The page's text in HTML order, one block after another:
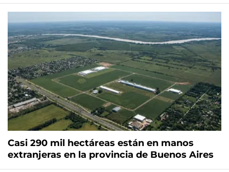
Casi 290 mil hectáreas están en manos
extranjeras en la provincia de Buenos Aires